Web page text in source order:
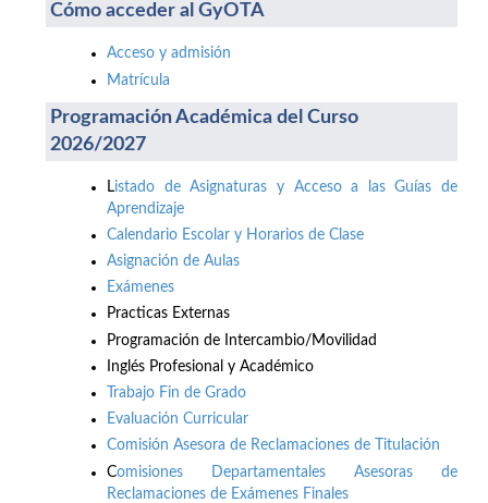
Cómo acceder al GyOTA
Acceso y admisión
Matrícula
Programación Académica del Curso
2026/2027
Listado de Asignaturas y Acceso a las Guías de
Aprendizaje
Calendario Escolar y Horarios de Clase
Asignación de Aulas
Exámenes
Practicas Externas
Programación de Intercambio/Movilidad
Inglés Profesional y Académico
Trabajo Fin de Grado
Evaluación Curricular
Comisión Asesora de Reclamaciones de Titulación
Comisiones Departamentales Asesoras de
Reclamaciones de Exámenes Finales